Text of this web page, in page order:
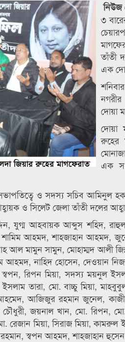
নিউজ
৩
তাঁতী
এক
দোয়া
দোয়া
রুহের
এক
ও সদস্য সচিব আমিনুল হক
ও সিলেট জেলা তাঁতী
যুগ্ম আহবায়ক আব্দুস শহিদ,
আহমদ, শাহজাহান আহমদ,
আল মামুন সামুন, মোহাম্মদ আলী
নাহিদ হোসেন, দেওয়ান
রিপন মিয়া, সদস্য ময়নুল
তারা, মো. বাচ্চু মিয়া,
আজিজুর রহমান জুনেল, কাজী
জয়নাল খান, মো. রিপন,
মিয়া, সিরাজ মিয়া, কামরুল
স্বপন আহমদ, শাহজাহান হুসেন